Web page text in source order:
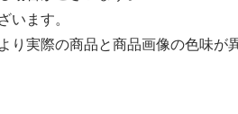
います。
実際の商品と商品画像の色味が